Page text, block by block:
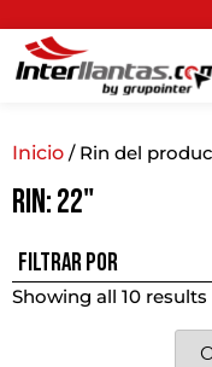
Inicio / Rin del
Rin: 22"
Filtrar por
Showing all 10 results